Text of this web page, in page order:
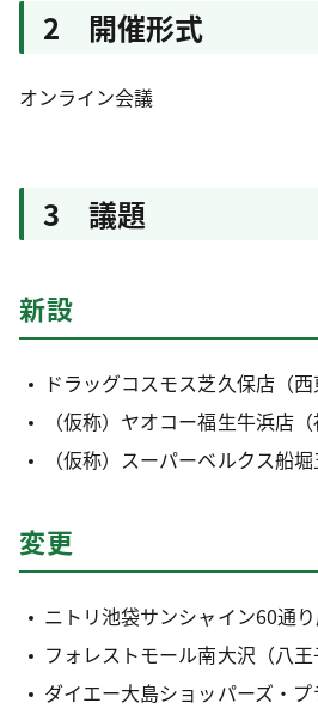
2 開催形式
オンライン会議
3 議題
新設
ドラッグコスモス芝久保店（西
（仮称）ヤオコー福生牛浜店（
（仮称）スーパーベルクス船
変更
ニトリ池袋サンシャイン60通り
フォレストモール南大沢（八王
ダイエー大島ショッパーズ・プ